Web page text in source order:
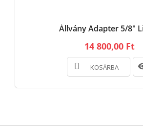
Állvány Adapter 5/8"
14 800,00 Ft
KOSÁRBA